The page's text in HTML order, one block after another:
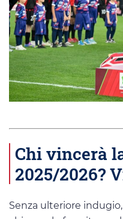
Chi vincerà
2025/2026?
Senza ulteriore